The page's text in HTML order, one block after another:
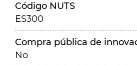
Código NUTS
ES300
Compra pública de
No